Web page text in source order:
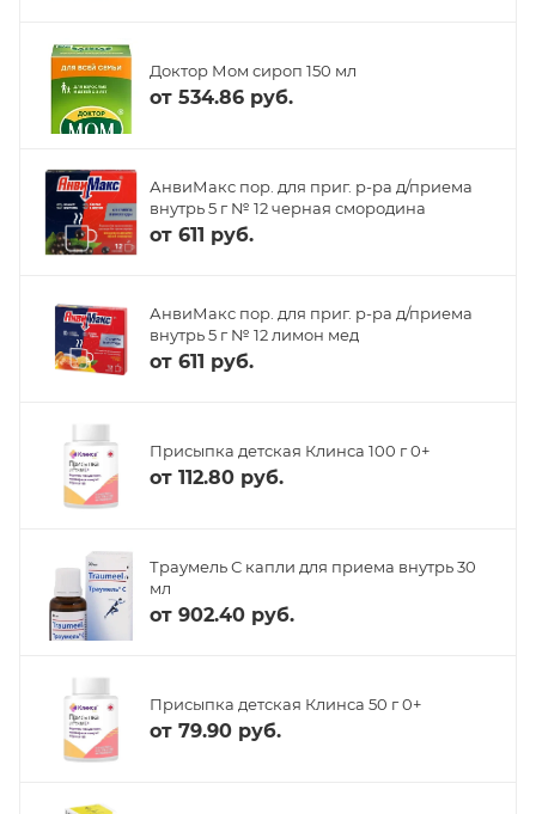
Доктор Мом сироп 150 мл
от 534.86 руб.
АнвиМакс пор. для приг. р-ра д/приема
внутрь 5 г № 12 черная смородина
от 611 руб.
АнвиМакс пор. для приг. р-ра д/приема
внутрь 5 г № 12 лимон мед
от 611 руб.
Присыпка детская Клинса 100 г 0+
от 112.80 руб.
Траумель С капли для приема внутрь 30
мл
от 902.40 руб.
Присыпка детская Клинса 50 г 0+
от 79.90 руб.